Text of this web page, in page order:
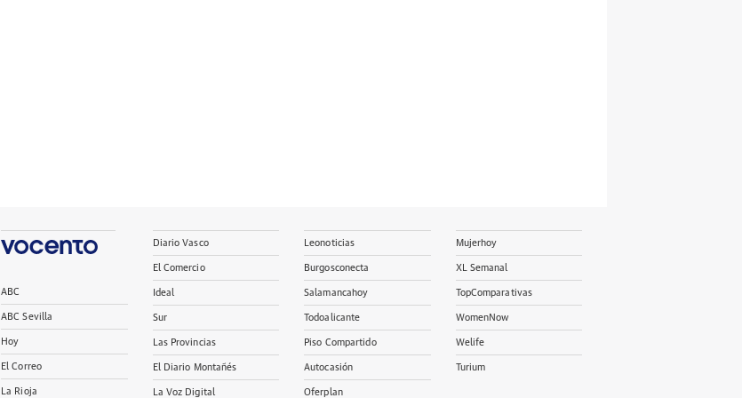
ABC
ABC Sevilla
Hoy
El Correo
La Rioja
Diario Vasco
El Comercio
Ideal
Sur
Las Provincias
El Diario Montañés
La Voz Digital
Leonoticias
Burgosconecta
Salamancahoy
Todoalicante
Piso Compartido
Autocasión
Oferplan
Mujerhoy
XL Semanal
TopComparativas
WomenNow
Welife
Turium